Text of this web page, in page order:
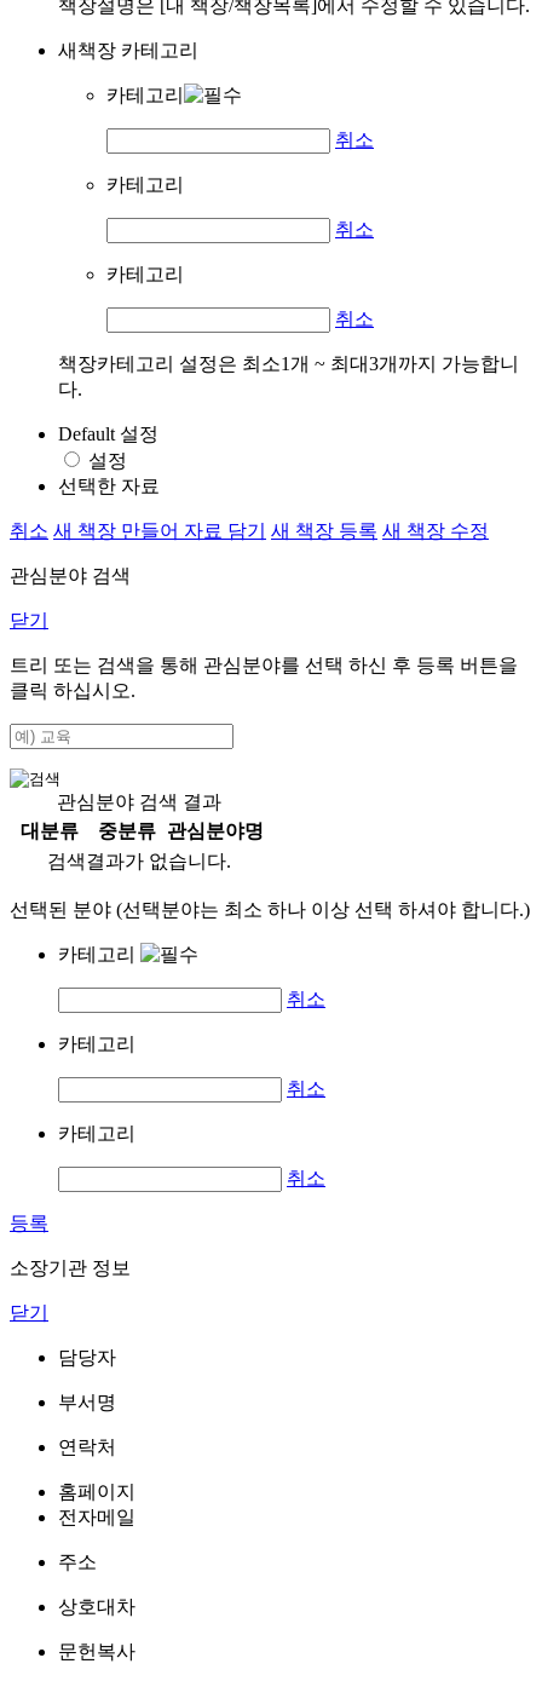
책장설명은 [내 책장/책장목록]에서 수정할 수 있습니다.
새책장 카테고리
카테고리
취소
카테고리
취소
카테고리
취소
책장카테고리 설정은 최소1개 ~ 최대3개까지 가능합니
다.
Default 설정
설정
선택한 자료
취소 새 책장 만들어 자료 담기 새 책장 등록 새 책장 수정
관심분야 검색
닫기
트리 또는 검색을 통해 관심분야를 선택 하신 후 등록 버튼을
클릭 하십시오.
관심분야 검색 결과
대분류
중분류
관심분야명
검색결과가 없습니다.
선택된 분야 (선택분야는 최소 하나 이상 선택 하셔야 합니다.)
카테고리
취소
카테고리
취소
카테고리
취소
등록
소장기관 정보
닫기
담당자
부서명
연락처
홈페이지
전자메일
주소
상호대차
문헌복사